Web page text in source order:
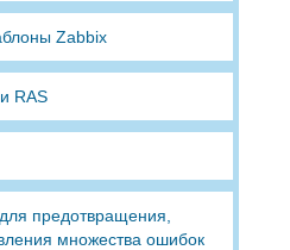
Zabbix
RAS
предотвращения,
множества ошибок